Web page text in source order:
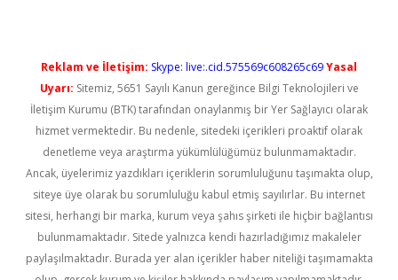
Reklam ve İletişim: Skype: live:.cid.575569c608265c69Yasal
Uyarı: Sitemiz, 5651 Sayılı Kanun gereğince Bilgi Teknolojileri ve
İletişim Kurumu (BTK) tarafından onaylanmış bir Yer Sağlayıcı olarak
hizmet vermektedir. Bu nedenle, sitedeki içerikleri proaktif olarak
denetleme veya araştırma yükümlülüğümüz bulunmamaktadır.
Ancak, üyelerimiz yazdıkları içeriklerin sorumluluğunu taşımakta olup,
siteye üye olarak bu sorumluluğu kabul etmiş sayılırlar. Bu internet
sitesi, herhangi bir marka, kurum veya şahıs şirketi ile hiçbir bağlantısı
bulunmamaktadır. Sitede yalnızca kendi hazırladığımız makaleler
paylaşılmaktadır. Burada yer alan içerikler haber niteliği taşımamakta